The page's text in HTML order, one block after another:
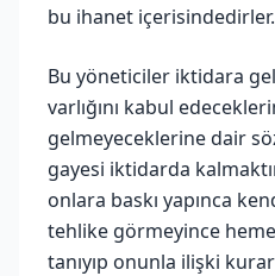
bu ihanet içerisindedirler.
Bu yöneticiler iktidara
varlığını kabul
gelmeyeceklerine dair
gayesi iktidarda
onlara baskı yapınca
tehlike görmeyince
tanıyıp onunla ilişki